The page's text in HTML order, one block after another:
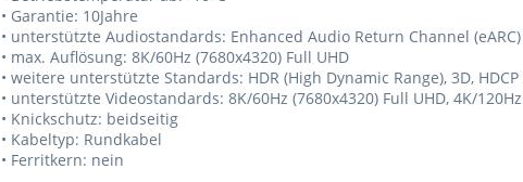
• Garantie: 10Jahre
• unterstützte Audiostandards: Enhanced Audio Return Channel (eARC)
• max. Auflösung: 8K/60Hz (7680x4320) Full UHD
• weitere unterstützte Standards: HDR (High Dynamic Range), 3D, HDCP
• unterstützte Videostandards: 8K/60Hz (7680x4320) Full UHD, 4K/
• Knickschutz: beidseitig
• Kabeltyp: Rundkabel
• Ferritkern: nein